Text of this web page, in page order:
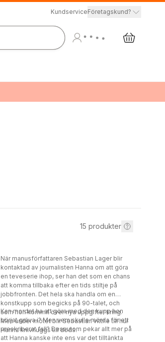
KundserviceFöretagskund?
15 produkter
När manusförfattaren Sebastian Lager blir
kontaktad av journalisten Hanna om att göra
en teveserie ihop, ser han det som en chans
att komma tillbaka efter en tids stiltje på
jobbfronten. Det hela ska handla om en
konstkupp som begicks på 90-talet, och
som hon kommit över nya uppgifter kring.
Men under mötet blir Sebastian vittne till hur
Hanna knivhuggs till döds.
Kan mordet ha att göra med den kupp hon
börjat gräva i? Men vem skulle mörda för ett
preskriberat fall? Dessutom pekar allt mer på
att Hanna kanske inte ens var det tilltänkta